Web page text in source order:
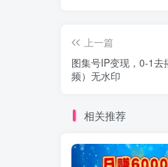
上一篇
图集号IP变现，0-1
频）无水印
相关推荐